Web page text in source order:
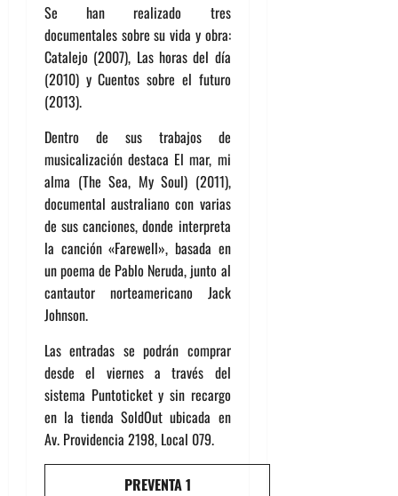
Se han realizado tres
documentales sobre su vida y obra:
Catalejo (2007), Las horas del día
(2010) y Cuentos sobre el futuro
(2013).
Dentro de sus trabajos de
musicalización destaca El mar, mi
alma (The Sea, My Soul) (2011),
documental australiano con varias
de sus canciones, donde interpreta
la canción «Farewell», basada en
un poema de Pablo Neruda, junto al
cantautor norteamericano Jack
Johnson.
Las entradas se podrán comprar
desde el viernes a través del
sistema Puntoticket y sin recargo
en la tienda SoldOut ubicada en
Av. Providencia 2198, Local 079.
PREVENTA 1